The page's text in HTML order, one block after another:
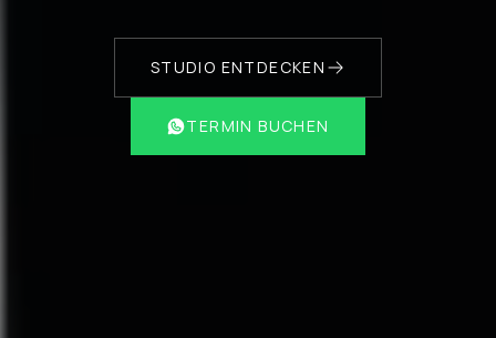
STUDIO ENTDECKEN
TERMIN BUCHEN